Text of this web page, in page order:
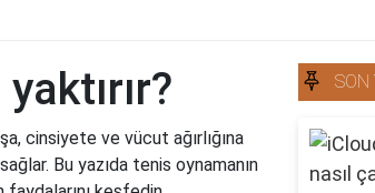
cinsiyete ve vücut ağırlığına
Bu yazıda tenis oynamanın
SON